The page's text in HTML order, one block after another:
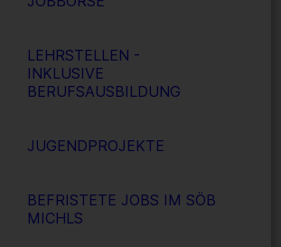
LEHRSTELLEN -
INKLUSIVE
BERUFSAUSBILDUNG
JUGENDPROJEKTE
BEFRISTETE JOBS IM SÖB
MICHLS